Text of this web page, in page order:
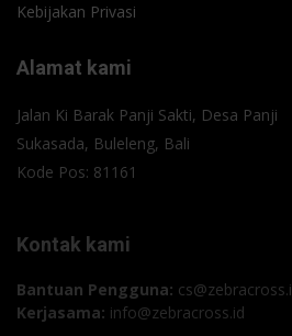
Kebijakan Privasi
Alamat kami
Jalan Ki Barak Panji Sakti, Desa Panji
Sukasada, Buleleng, Bali
Kode Pos: 81161
Kontak kami
Bantuan Pengguna:
Kerjasama: info@zebracross.id